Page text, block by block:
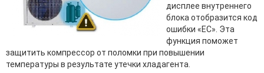
дисплее внутреннего
блока отобразится код
ошибки «EС». Эта
функция поможет
защитить компрессор от поломки при повышении
температуры в результате утечки хладагента.